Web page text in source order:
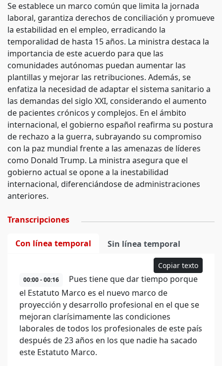
Se establece un marco común que limita la jornada
laboral, garantiza derechos de conciliación y promueve
la estabilidad en el empleo, erradicando la
temporalidad de hasta 15 años. La ministra destaca la
importancia de este acuerdo para que las
comunidades autónomas puedan aumentar las
plantillas y mejorar las retribuciones. Además, se
enfatiza la necesidad de adaptar el sistema sanitario a
las demandas del siglo XXI, considerando el aumento
de pacientes crónicos y complejos. En el ámbito
internacional, el gobierno español reafirma su postura
de rechazo a la guerra, subrayando su compromiso
con la paz mundial frente a las amenazas de líderes
como Donald Trump. La ministra asegura que el
gobierno actual se opone a la inestabilidad
internacional, diferenciándose de administraciones
anteriores.
Transcripciones
Con línea temporal Sin línea temporal
Copiar texto
00:00 - 00:16
Pues tiene que dar tiempo porque
el Estatuto Marco es el nuevo marco de
proyección y desarrollo profesional en el que se
mejoran clarísimamente las condiciones
laborales de todos los profesionales de este país
después de 23 años en los que nadie ha sacado
este Estatuto Marco.